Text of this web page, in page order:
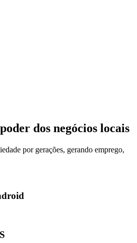
dos negócios locais
por gerações, gerando emprego,